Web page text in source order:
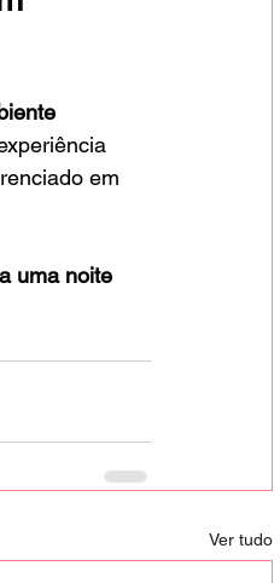
em
uma noite
Ver tudo